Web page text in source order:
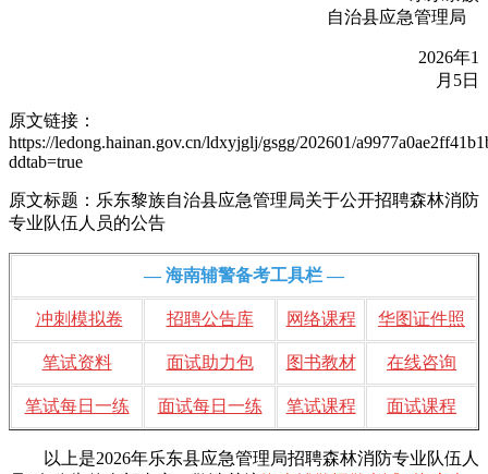
自治县应急管理局
2026年1
月5日
原文链接：
https://ledong.hainan.gov.cn/ldxyjglj/gsgg/202601/
ddtab=true
原文标题：乐东黎族自治县应急管理局关于公开招聘森林消防
专业队伍人员的公告
— 海南辅警备考工具栏 —
冲刺模拟卷 招聘公告库 网络课程 华图证件照
笔试资料 面试助力包 图书教材 在线咨询
笔试每日一练 面试每日一练 笔试课程 面试课程
以上是2026年乐东县应急管理局招聘森林消防专业队伍人